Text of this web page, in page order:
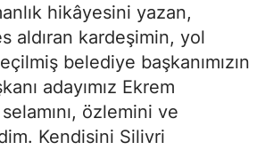
hikâyesini yazan,
aldıran kardeşimin, yol
belediye başkanımızın
adayımız Ekrem
özlemini ve
Kendisini Silivri